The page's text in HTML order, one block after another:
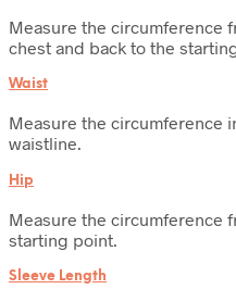
Measure the circumference
chest and back to the
Waist
Measure the circumference
waistline.
Hip
Measure the circumference
starting point.
Sleeve Length